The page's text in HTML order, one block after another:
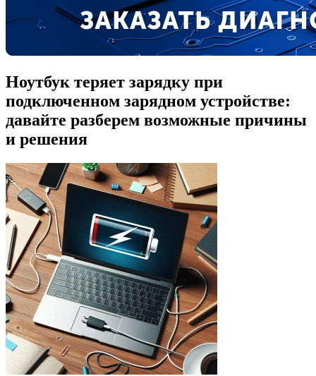
Ноутбук теряет зарядку при
подключенном зарядном устройстве:
давайте разберем возможные причины
и решения